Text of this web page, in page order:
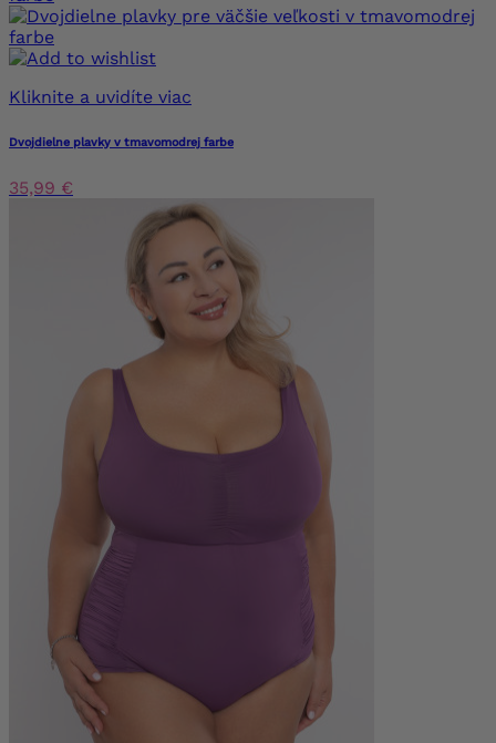
Kliknite a uvidíte viac
Dvojdielne plavky v tmavomodrej farbe
35,99 €